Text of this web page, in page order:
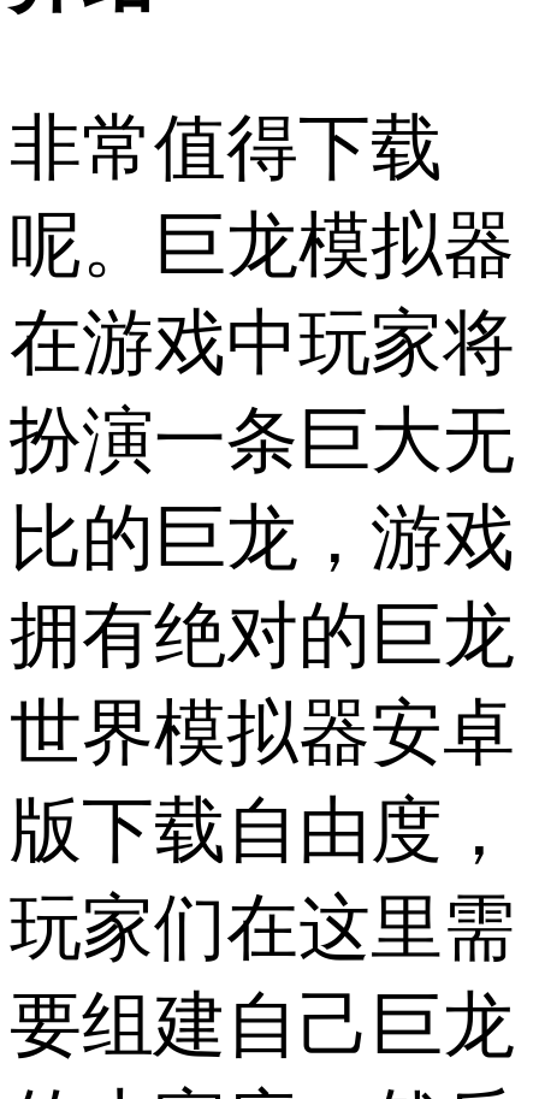
非常值得下载
呢。巨龙模拟器
在游戏中玩家将
扮演一条巨大无
比的巨龙，游戏
拥有绝对的巨龙
世界模拟器安卓
版下载自由度，
玩家们在这里需
要组建自己巨龙